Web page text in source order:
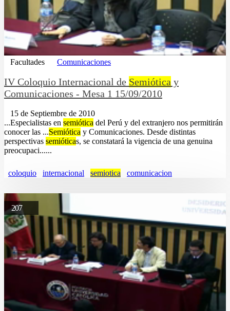
Facultades Comunicaciones
IV Coloquio Internacional de Semiótica y
Comunicaciones - Mesa 1 15/09/2010
15 de Septiembre de 2010
...Especialistas en semiótica del Perú y del extranjero nos permitirán
conocer las ...Semiótica y Comunicaciones. Desde distintas
perspectivas semióticas, se constatará la vigencia de una genuina
preocupaci......
coloquio internacional semiotica comunicacion
207